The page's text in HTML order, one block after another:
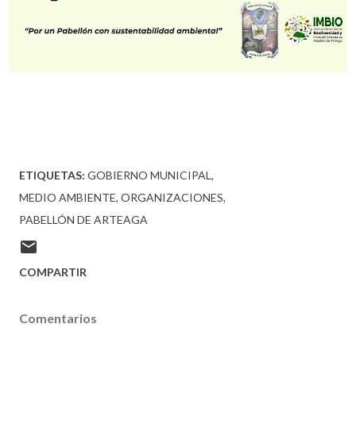
ETIQUETAS: GOBIERNO MUNICIPAL
MEDIO AMBIENTE ORGANIZACIONES
PABELLÓN DE ARTEAGA
COMPARTIR
Comentarios